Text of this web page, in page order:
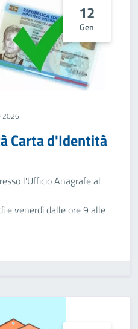
12
Gen
2026
Carta d'Identità
l'Ufficio Anagrafe al
e venerdì dalle ore 9 alle